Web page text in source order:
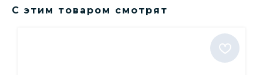
С этим товаром смотрят